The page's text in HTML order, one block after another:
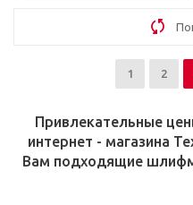
1 2
Привлекательные
интернет - магазина
Вам подходящие